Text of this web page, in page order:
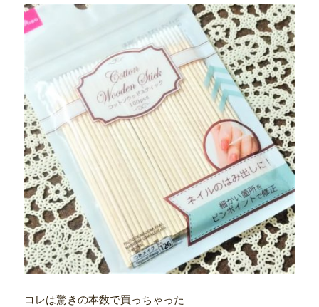
コレは驚きの本数で買っちゃった